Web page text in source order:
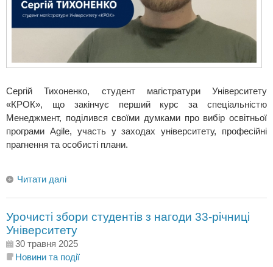
Сергій Тихоненко, студент магістратури Університету
«КРОК», що закінчує перший курс за спеціальністю
Менеджмент, поділився своїми думками про вибір освітньої
програми Agile, участь у заходах університету, професійні
прагнення та особисті плани.
Читати далі
Урочисті збори студентів з нагоди 33-річниці
Університету
30 травня 2025
Новини та події